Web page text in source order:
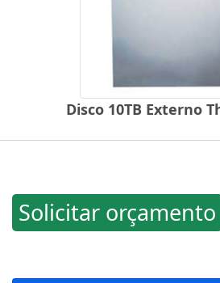
Disco 10TB Externo
Solicitar orçamento